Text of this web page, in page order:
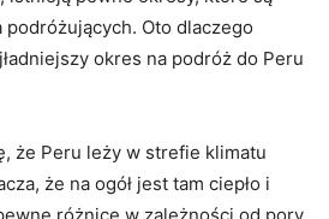
Oto dlaczego
okres na‌ podróż⁢ do Peru
że Peru leży w strefie klimatu
że na ogół jest⁣ tam ciepło i